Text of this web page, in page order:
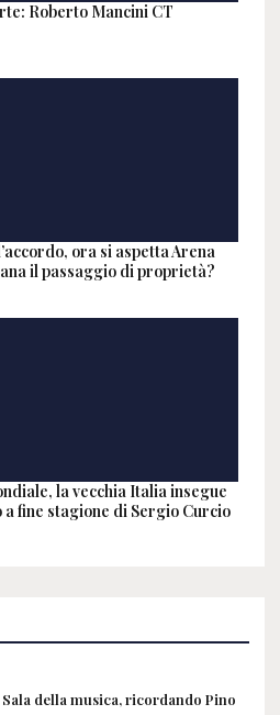
Roberto Mancini CT
ora si aspetta Arena
il passaggio di proprietà?
la vecchia Italia insegue
fine stagione di Sergio Curcio
della musica, ricordando Pino